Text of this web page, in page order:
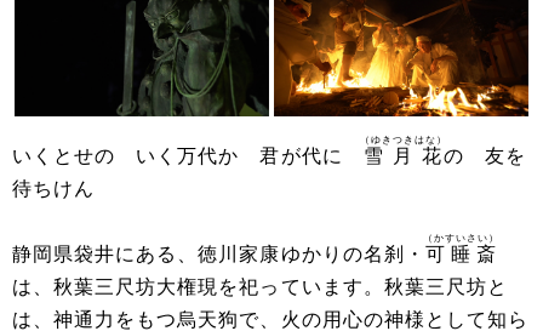
いくとせの いく万代か 君が代に 雪月花
（ゆきつきはな）
の 友を
待ちけん
静岡県袋井にある、徳川家康ゆかりの名刹・ 可睡斎
（かすいさい）
は、秋葉三尺坊大権現を祀っています。秋葉三尺坊と
は、神通力をもつ烏天狗で、火の用心の神様として知ら